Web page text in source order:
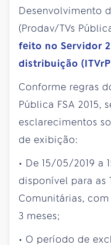
Desenvolvimento
(Prodav/TVs
feito no Servidor
distribuição
Conforme regras
Pública FSA 2015,
esclarecimentos
de exibição:
• De 15/05/2019 a
disponível para as
Comunitárias,
3 meses;
• O período de